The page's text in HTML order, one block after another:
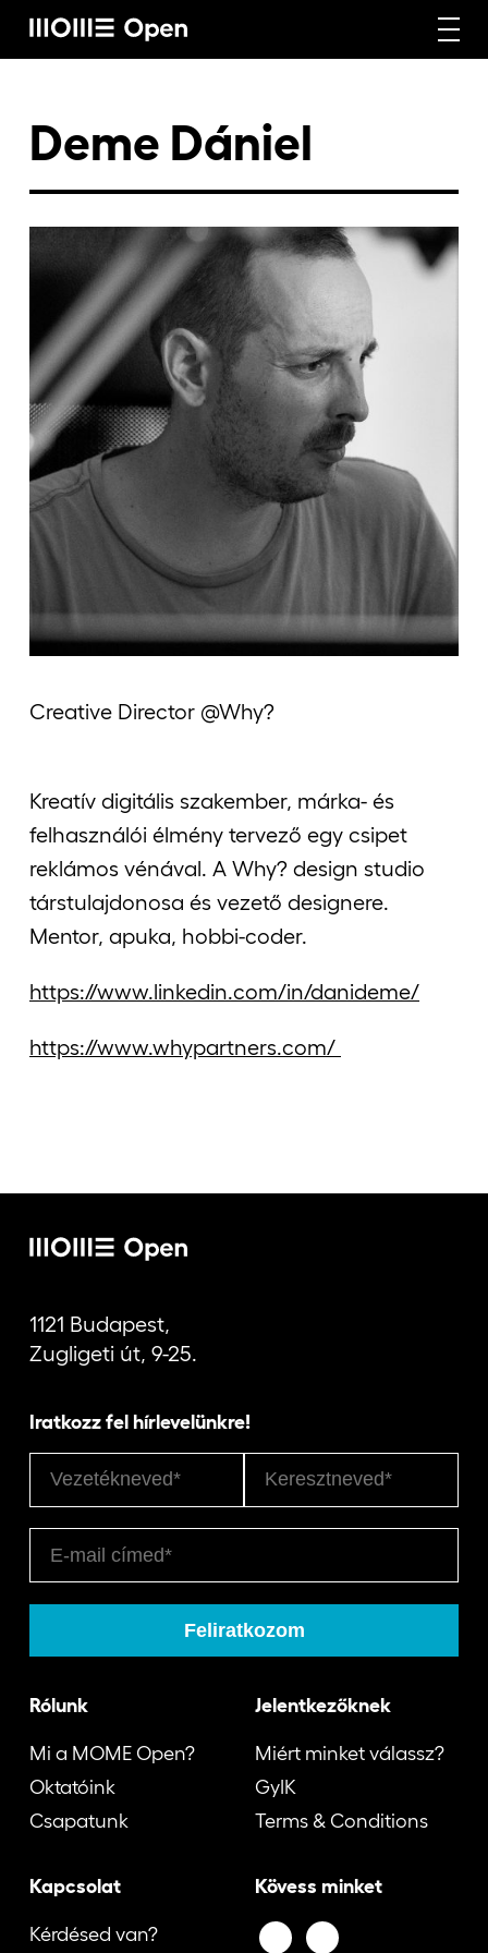
Vállalati képzéseink
Craft képzéseink
Hírek
Jelentkezőknek
Kapcsolat
Deme Dániel
Creative Director @Why?
Kreatív digitális szakember, márka- és
felhasználói élmény tervező egy csipet
reklámos vénával. A Why? design studio
társtulajdonosa és vezető designere.
Mentor, apuka, hobbi-coder.
https://www.linkedin.com/in/danideme/
https://www.whypartners.com/
1121 Budapest,
Zugligeti út, 9-25.
Iratkozz fel hírlevelünkre!
Rólunk
Mi a MOME Open?
Oktatóink
Csapatunk
Jelentkezőknek
Miért minket válassz?
GyIK
Terms & Conditions
Kapcsolat
Kérdésed van?
Kövess minket